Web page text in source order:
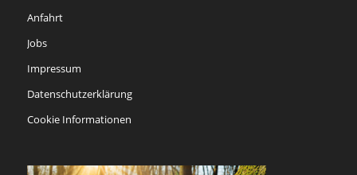
Anfahrt
Jobs
Impressum
Datenschutzerklärung
Cookie Informationen